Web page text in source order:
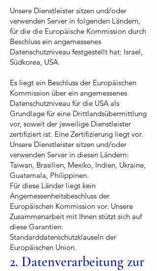
Unsere Dienstleister sitzen und/oder
verwenden Server in folgenden Ländern,
für die die Europäische Kommission durch
Beschluss ein angemessenes
Datenschutzniveau festgestellt hat: Israel,
Südkorea, USA.
Es liegt ein Beschluss der Europäischen
Kommission über ein angemessenes
Datenschutzniveau für die USA als
Grundlage für eine Drittlandsübermittlung
vor, soweit der jeweilige Dienstleister
zertifiziert ist. Eine Zertifizierung liegt vor.
Unsere Dienstleister sitzen und/oder
verwenden Server in diesen Ländern:
Taiwan, Brasilien, Mexiko, Indien, Ukraine,
Guatemala, Philippinen.
Für diese Länder liegt kein
Angemessenheitsbeschluss der
Europäischen Kommission vor. Unsere
Zusammenarbeit mit Ihnen stützt sich auf
diese Garantien:
Standarddatenschutzklauseln der
Europäischen Union.
2. Datenverarbeitung zur